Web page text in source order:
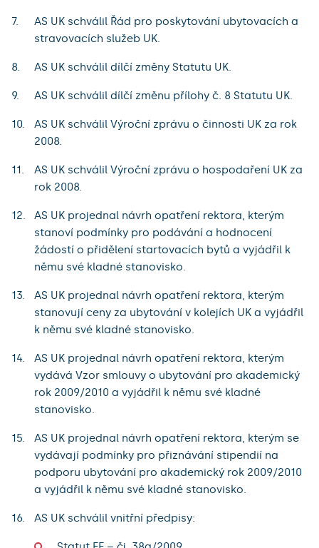
AS UK schválil Řád pro poskytování ubytovacích a
stravovacích služeb UK.
AS UK schválil dílčí změny Statutu UK.
AS UK schválil dílčí změnu přílohy č. 8 Statutu UK.
AS UK schválil Výroční zprávu o činnosti UK za rok
2008.
AS UK schválil Výroční zprávu o hospodaření UK za
rok 2008.
AS UK projednal návrh opatření rektora, kterým
stanoví podmínky pro podávání a hodnocení
žádostí o přidělení startovacích bytů a vyjádřil k
němu své kladné stanovisko.
AS UK projednal návrh opatření rektora, kterým
stanovují ceny za ubytování v kolejích UK a vyjádřil
k němu své kladné stanovisko.
AS UK projednal návrh opatření rektora, kterým
vydává Vzor smlouvy o ubytování pro akademický
rok 2009/2010 a vyjádřil k němu své kladné
stanovisko.
AS UK projednal návrh opatření rektora, kterým se
vydávají podmínky pro přiznávání stipendií na
podporu ubytování pro akademický rok 2009/2010
a vyjádřil k němu své kladné stanovisko.
AS UK schválil vnitřní předpisy: